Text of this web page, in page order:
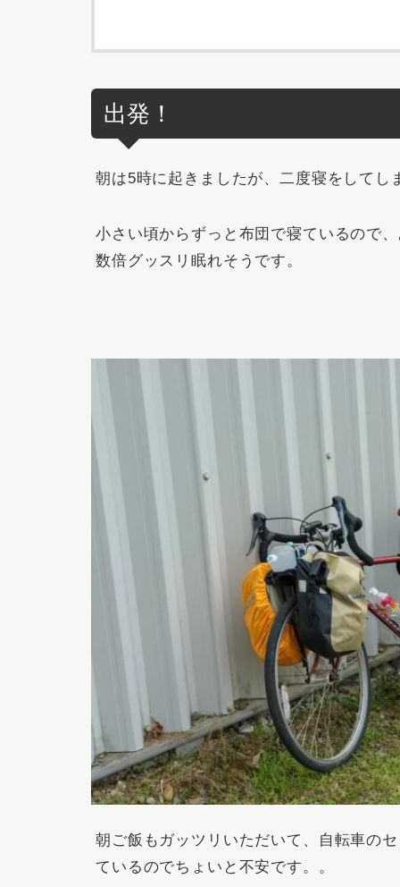
出発！
朝は5時に起きましたが、二度寝をしてし
小さい頃からずっと布団で寝ているので
数倍グッスリ眠れそうです。
朝ご飯もガッツリいただいて、自転車の
ているのでちょいと不安です。。